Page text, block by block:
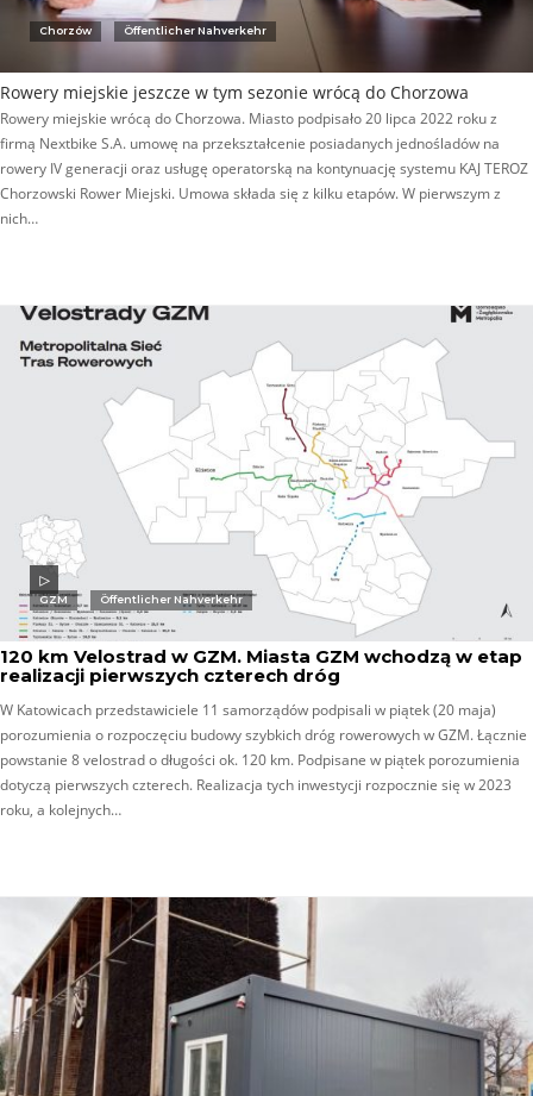
Chorzów Öffentlicher Nahverkehr
Rowery miejskie jeszcze w tym sezonie wrócą do Chorzowa
Rowery miejskie wrócą do Chorzowa. Miasto podpisało 20 lipca 2022 roku z
firmą Nextbike S.A. umowę na przekształcenie posiadanych jednośladów na
rowery IV generacji oraz usługę operatorską na kontynuację systemu KAJ TEROZ
Chorzowski Rower Miejski. Umowa składa się z kilku etapów. W pierwszym z
nich…
GZM Öffentlicher Nahverkehr
120 km Velostrad w GZM. Miasta GZM wchodzą w etap
realizacji pierwszych czterech dróg
W Katowicach przedstawiciele 11 samorządów podpisali w piątek (20 maja)
porozumienia o rozpoczęciu budowy szybkich dróg rowerowych w GZM. Łącznie
powstanie 8 velostrad o długości ok. 120 km. Podpisane w piątek porozumienia
dotyczą pierwszych czterech. Realizacja tych inwestycji rozpocznie się w 2023
roku, a kolejnych…